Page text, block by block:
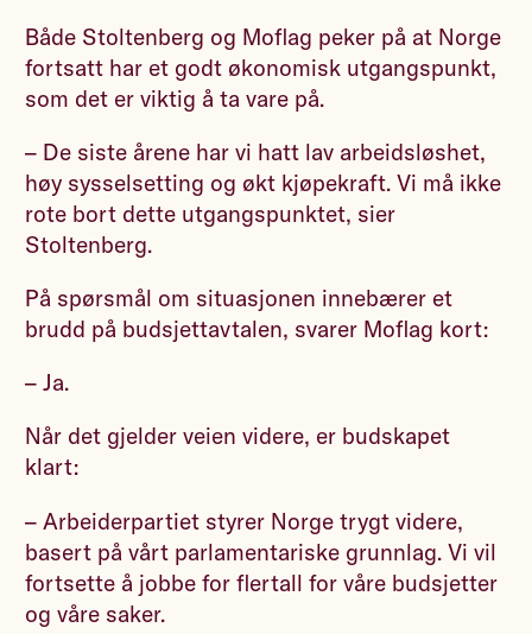
Både Stoltenberg og Moflag peker på at Norge
fortsatt har et godt økonomisk utgangspunkt,
som det er viktig å ta vare på.
– De siste årene har vi hatt lav arbeidsløshet,
høy sysselsetting og økt kjøpekraft. Vi må ikke
rote bort dette utgangspunktet, sier
Stoltenberg.
På spørsmål om situasjonen innebærer et
brudd på budsjettavtalen, svarer Moflag kort:
– Ja.
Når det gjelder veien videre, er budskapet
klart:
– Arbeiderpartiet styrer Norge trygt videre,
basert på vårt parlamentariske grunnlag. Vi vil
fortsette å jobbe for flertall for våre budsjetter
og våre saker.